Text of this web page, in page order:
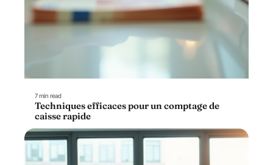
7 min read
Techniques efficaces pour un comptage de
caisse rapide